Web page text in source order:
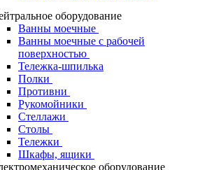
оборудование
Ванны моечные
Ванны моечные с рабочей
поверхностью
Тележка-шпилька
Полки
Противни
Рукомойники
Стеллажи
Столы
Тележки
Шкафы, ящики
оборудование